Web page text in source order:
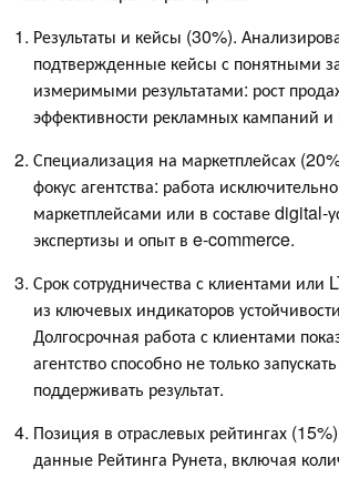
Результаты и кейсы (30%).
подтвержденные кейсы с понятными
измеримыми результатами: рост
эффективности рекламных кампаний
Специализация на маркетплейсах
фокус агентства: работа
маркетплейсами или в составе digital-
экспертизы и опыт в e-commerce.
Срок сотрудничества с клиентами
из ключевых индикаторов
Долгосрочная работа с клиентами
агентство способно не только
поддерживать результат.
Позиция в отраслевых рейтингах
данные Рейтинга Рунета, включая